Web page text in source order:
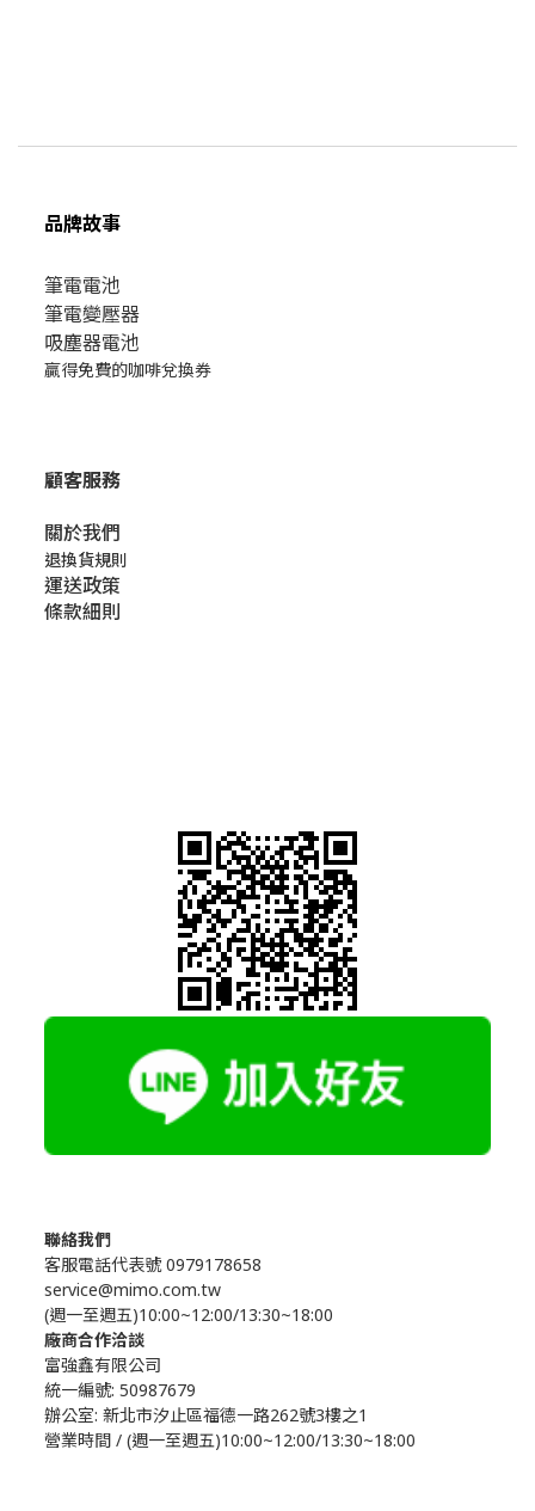
品牌故事
筆電電池
筆電變壓器
吸塵器電池
贏得免費的咖啡兌換券
顧客服務
關於我們​
退換貨規則
運送政策
條款細則
聯絡我們
客服電話代表號 0979178658
service@mimo.com.tw
(週一至週五)10:00~12:00/13:30~18:00
廠商合作洽談
富強鑫有限公司
統一編號: 50987679
辦公室: 新北市汐止區福德一路262號3樓之1
營業時間 / (週一至週五)10:00~12:00/13:30~18:00